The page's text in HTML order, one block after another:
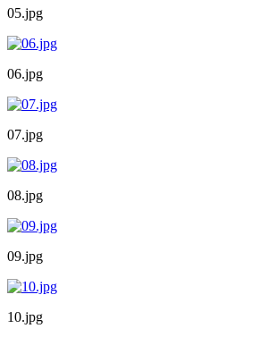
05.jpg
06.jpg
07.jpg
08.jpg
09.jpg
10.jpg